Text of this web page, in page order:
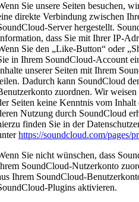
Sie unsere Seiten besuchen,
direkte Verbindung zwischen
Server hergestellt.
dass Sie mit Ihrer IP-
Sie den „Like-Button“ oder
in Ihrem SoundCloud-Account
unserer Seiten mit Ihrem
Dadurch kann SoundCloud
zuordnen. Wir
Seiten keine Kenntnis vom
Nutzung durch SoundCloud
finden Sie in der
https://soundcloud.com/pages/
Sie nicht wünschen, dass
SoundCloud-Nutzerkonto
Ihrem SoundCloud-
Plugins aktivieren.